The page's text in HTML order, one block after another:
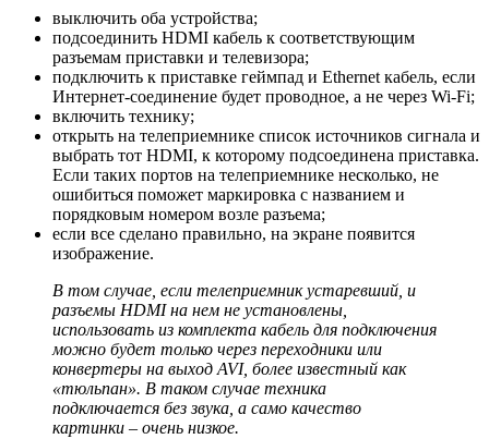
выключить оба устройства;
подсоединить HDMI кабель к соответствующим
разъемам приставки и телевизора;
подключить к приставке геймпад и Ethernet кабель, если
Интернет-соединение будет проводное, а не через Wi-Fi;
включить технику;
открыть на телеприемнике список источников сигнала и
выбрать тот HDMI, к которому подсоединена приставка.
Если таких портов на телеприемнике несколько, не
ошибиться поможет маркировка с названием и
порядковым номером возле разъема;
если все сделано правильно, на экране появится
изображение.
В том случае, если телеприемник устаревший, и
разъемы HDMI на нем не установлены,
использовать из комплекта кабель для подключения
можно будет только через переходники или
конвертеры на выход AVI, более известный как
«тюльпан». В таком случае техника
подключается без звука, а само качество
картинки – очень низкое.